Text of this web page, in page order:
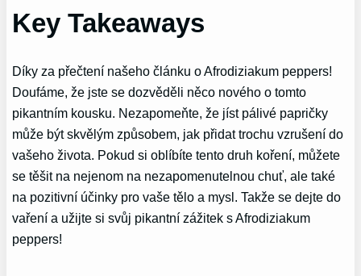
Key Takeaways
Díky za přečtení našeho článku o Afrodiziakum peppers!
Doufáme, že jste se dozvěděli něco nového o tomto
pikantním kousku. Nezapomeňte, že jíst pálivé papričky
může být skvělým způsobem, jak přidat trochu vzrušení do
vašeho života. Pokud si oblíbíte tento druh koření, můžete
se těšit na nejenom na nezapomenutelnou chuť, ale také
na pozitivní účinky pro vaše tělo a mysl. Takže se dejte do
vaření a užijte si svůj pikantní zážitek s Afrodiziakum
peppers!